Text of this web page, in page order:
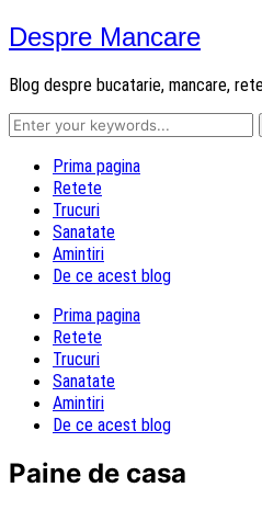
Despre Mancare
Blog despre bucatarie, mancare,
Prima pagina
Retete
Trucuri
Sanatate
Amintiri
De ce acest blog
Prima pagina
Retete
Trucuri
Sanatate
Amintiri
De ce acest blog
Paine de casa